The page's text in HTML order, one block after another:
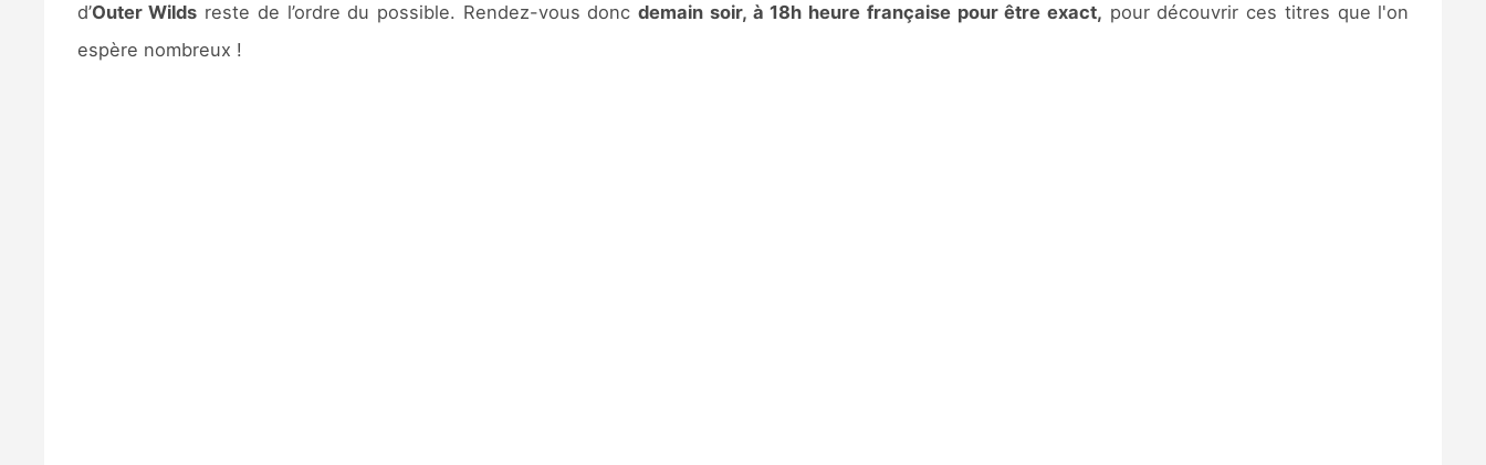
d’Outer Wilds reste de l’ordre du possible. Rendez-vous doncdemain soir, à 18h heure française pour être exact, pour découvrir ces titres que l'on
espère nombreux !